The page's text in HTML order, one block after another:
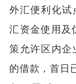
外汇便利化
汇资金使用及
策允许区内
的借款，首日